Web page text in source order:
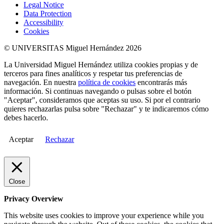
Legal Notice
Data Protection
Accessibility
Cookies
© UNIVERSITAS Miguel Hernández 2026
La Universidad Miguel Hernández utiliza cookies propias y de
terceros para fines analíticos y respetar tus preferencias de
navegación. En nuestra política de cookies encontrarás más
información. Si continuas navegando o pulsas sobre el botón
"Aceptar", consideramos que aceptas su uso. Si por el contrario
quieres rechazarlas pulsa sobre "Rechazar" y te indicaremos cómo
debes hacerlo.
Aceptar Rechazar
Close
Privacy Overview
This website uses cookies to improve your experience while you